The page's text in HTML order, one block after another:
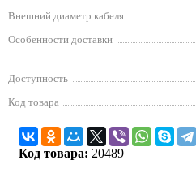
Внешний диаметр кабеля
Особенности доставки
Доступность
Код товара
Код товара: 20489